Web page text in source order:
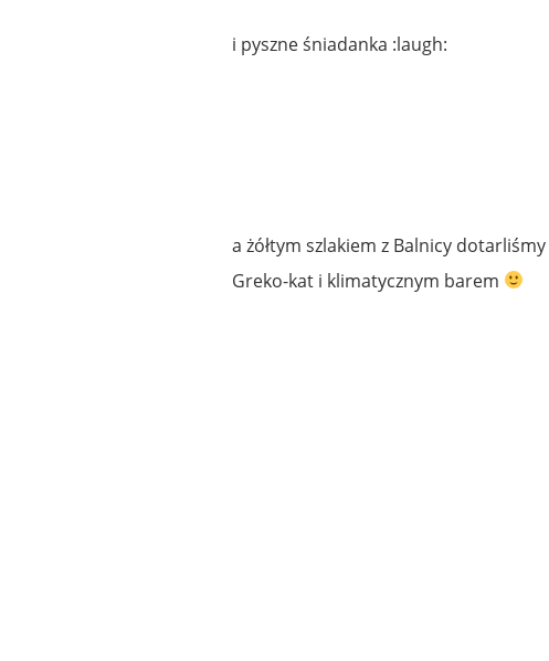
i pyszne śniadanka :laugh:
a żółtym szlakiem z Balnicy
Greko-kat i klimatycznym barem